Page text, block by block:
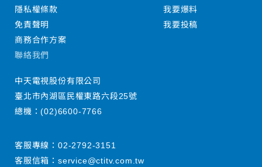
隱私權條款
免責聲明
商務合作方案
我要爆料
我要投稿
聯絡我們
中天電視股份有限公司
臺北市內湖區民權東路六段25號
總機：(02)6600-7766
客服專線： 02-2792-3151
客服信箱： service@ctitv.com.tw